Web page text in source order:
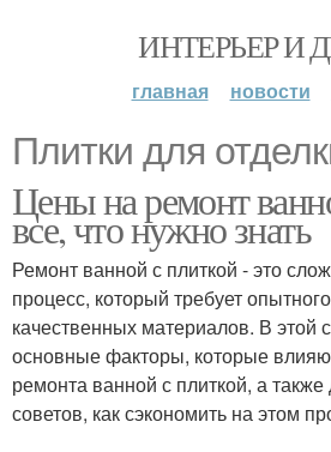
ИНТЕРЬЕР И
главная новости
Плитки для
Цены на ремонт
все, что нужно знать
Ремонт ванной с плиткой - это
процесс, который требует
качественных материалов. В этой
основные факторы, которые
ремонта ванной с плиткой, а
советов, как сэкономить на этом